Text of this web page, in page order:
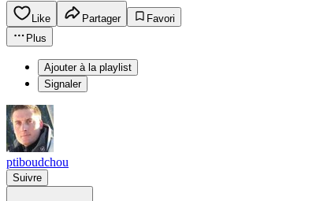
Like Partager
Favori
Plus
Ajouter à la playlist
Signaler
ptiboudchou
Suivre